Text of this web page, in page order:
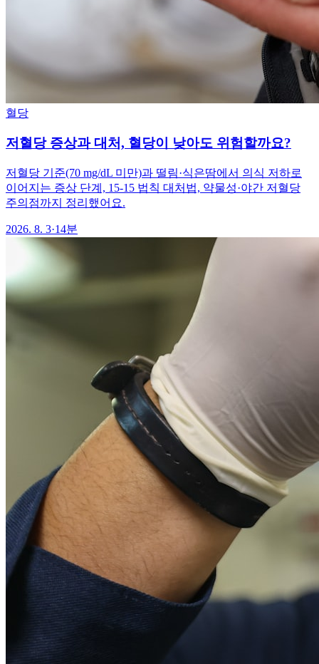
혈당
저혈당 증상과 대처, 혈당이 낮아도 위험할까요?
저혈당 기준(70 mg/dL 미만)과 떨림·식은땀에서 의식 저하로
이어지는 증상 단계, 15-15 법칙 대처법, 약물성·야간 저혈당
주의점까지 정리했어요.
2026. 8. 3·14분